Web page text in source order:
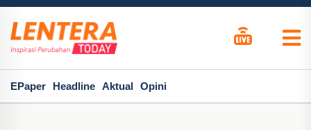
EPaper Headline Aktual Opini